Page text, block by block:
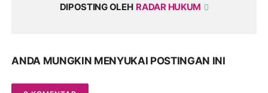
DIPOSTING OLEH RADAR HUKUM
ANDA MUNGKIN MENYUKAI POSTINGAN INI